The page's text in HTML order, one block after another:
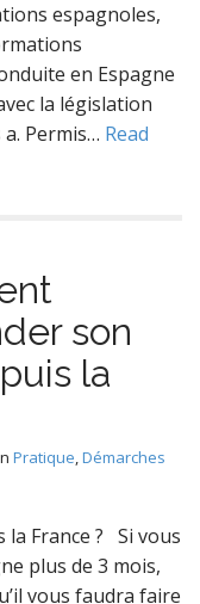
espagnoles,
en Espagne
la législation
Permis… Read
son
la
Pratique,Démarches
la France ? Si vous
plus de 3 mois,
vous faudra faire